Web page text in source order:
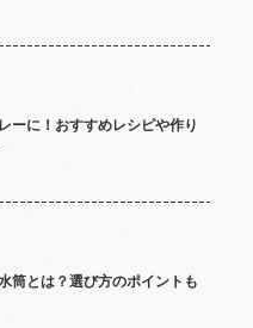
ーに！おすすめレシピや作り
筒とは？選び方のポイントも